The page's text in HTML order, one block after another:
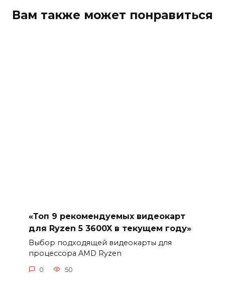
Вам также может понравиться
«Топ 9 рекомендуемых видеокарт
для Ryzen 5 3600X в текущем году»
Выбор подходящей видеокарты для
процессора AMD Ryzen
0 50